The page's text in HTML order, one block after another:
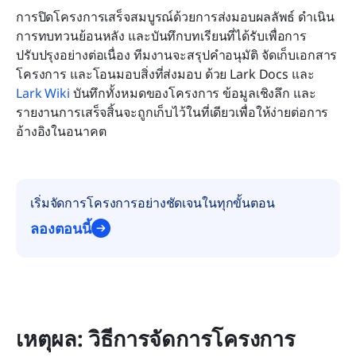
การปิดโครงการเสร็จสมบูรณ์ด้วยการส่งมอบผลลัพธ์ ดำเนิน
การทบทวนย้อนหลัง และบันทึกบทเรียนที่ได้รับเพื่อการ
ปรับปรุงอย่างต่อเนื่อง ทีมงานจะสรุปคำอนุมัติ จัดเก็บเอกสาร
Lark Wiki บันทึกทั้งหมดของโครงการ ข้อมูลเชิงลึก และ
รายงานการเสร็จสิ้นจะถูกเก็บไว้ในที่เดียวเพื่อให้ง่ายต่อการ
อ้างอิงในอนาคต
เริ่มจัดการโครงการอย่างชัดเจนในทุกขั้นตอน
ลองตอนนี้
เหตุผล: วิธีการจัดการโครงการ